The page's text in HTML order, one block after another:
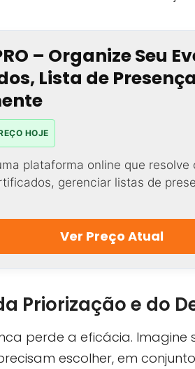
– Organize Seu
Lista de
HOJE
plataforma online que
gerenciar listas de
Ver Preço Atual
Priorização e do
perde a eficácia.
escolher, em